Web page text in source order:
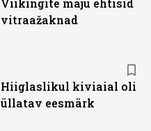
Viikingite maju ehtisid
vitraažaknad
Hiiglaslikul kiviaial oli
üllatav eesmärk